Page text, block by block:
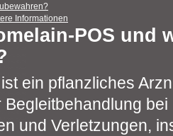
Informationen
POS und
ein pflanzliches
und Verletzungen,